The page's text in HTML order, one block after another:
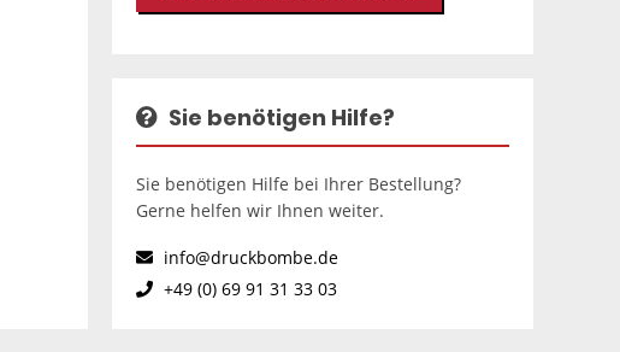
Sie benötigen Hilfe?
Sie benötigen Hilfe bei Ihrer Bestellung?
Gerne helfen wir Ihnen weiter.
info@druckbombe.de
+49 (0) 69 91 31 33 03